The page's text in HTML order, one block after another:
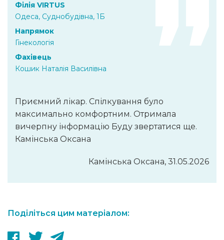
Філія VIRTUS
Одеса, Суднобудівна, 1Б
Напрямок
Гінекологія
Фахівець
Кошик Наталія Василівна
Приємний лікар. Спілкування було
максимально комфортним. Отримала
вичерпну інформацію Буду звертатися ще.
Камінська Оксана
Камінська Оксана, 31.05.2026
Поділіться цим матеріалом: